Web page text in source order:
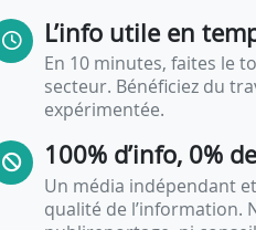
L’info utile en
En 10 minutes, faites le
secteur. Bénéficiez du
expérimentée.
100% d’info, 0%
Un média indépendant
qualité de l’information.